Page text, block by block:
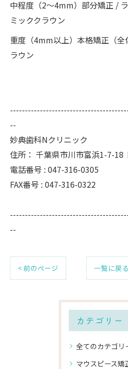
中程度（2〜4mm）部分矯正 /
ミッククラウン
重度（4mm以上）本格矯正（全
ラウン
--
妙典歯科Nクリニック
住所： 千葉県市川市富浜1-7-18
電話番号 : 047-316-0305
FAX番号 : 047-316-0322
--
< 前のページ 一覧に戻る
カテゴリー
全てのカテゴリ
マウスピース矯